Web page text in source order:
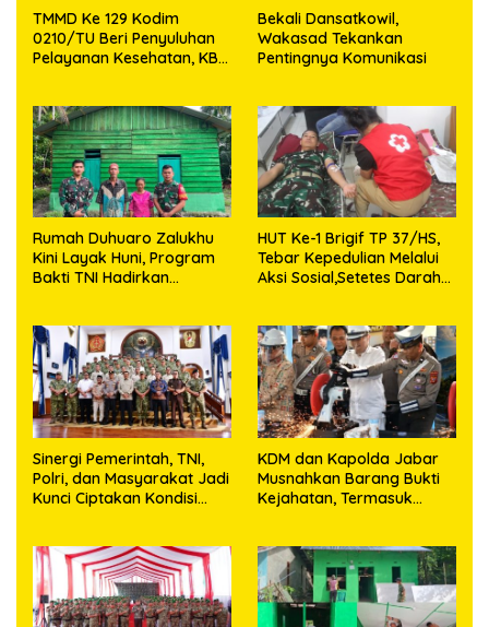
TMMD Ke 129 Kodim
0210/TU Beri Penyuluhan
Pelayanan Kesehatan, KB
Bekali Dansatkowil,
Wakasad Tekankan
Pentingnya Komunikasi
Rumah Duhuaro Zalukhu
Kini Layak Huni, Program
Bakti TNI Hadirkan
HUT Ke-1 Brigif TP 37/HS,
Tebar Kepedulian Melalui
Aksi Sosial,Setetes Darah
Sinergi Pemerintah, TNI,
Polri, dan Masyarakat Jadi
Kunci Ciptakan Kondisi
KDM dan Kapolda Jabar
Musnahkan Barang Bukti
Kejahatan, Termasuk